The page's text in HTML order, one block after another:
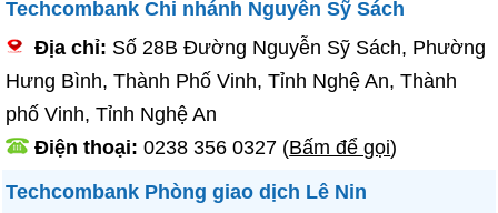
Techcombank Chi nhánh Nguyễn Sỹ Sách
Địa chỉ: Số 28B Đường Nguyễn Sỹ Sách, Phường
Hưng Bình, Thành Phố Vinh, Tỉnh Nghệ An, Thành
phố Vinh, Tỉnh Nghệ An
Điện thoại:0238 356 0327 (Bấm để gọi)
Techcombank Phòng giao dịch Lê Nin